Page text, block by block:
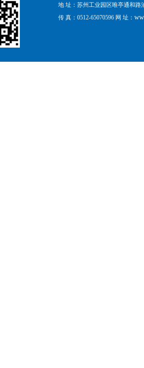
地 址：苏州工业园区唯亭通和路
传 真：0512-65070596 网 址：